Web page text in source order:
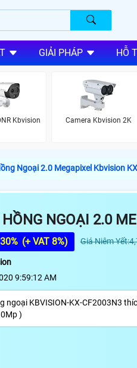
GIẢI PHÁP HỖ
Kbvision Camera Kbvision 2K
Ngoại 2.0 Megapixel Kbvision
NGOẠI 2.0
30% (+ VAT 8%) Giá Niêm
9:59:12 AM
ngoại KBVISION-KX-CF2003N3
)